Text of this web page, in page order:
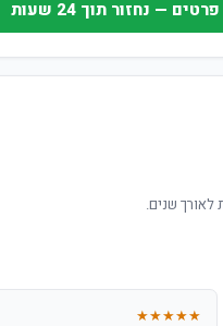
— נחזור תוך 24 שעות
לאורך שנים.
★★★★★